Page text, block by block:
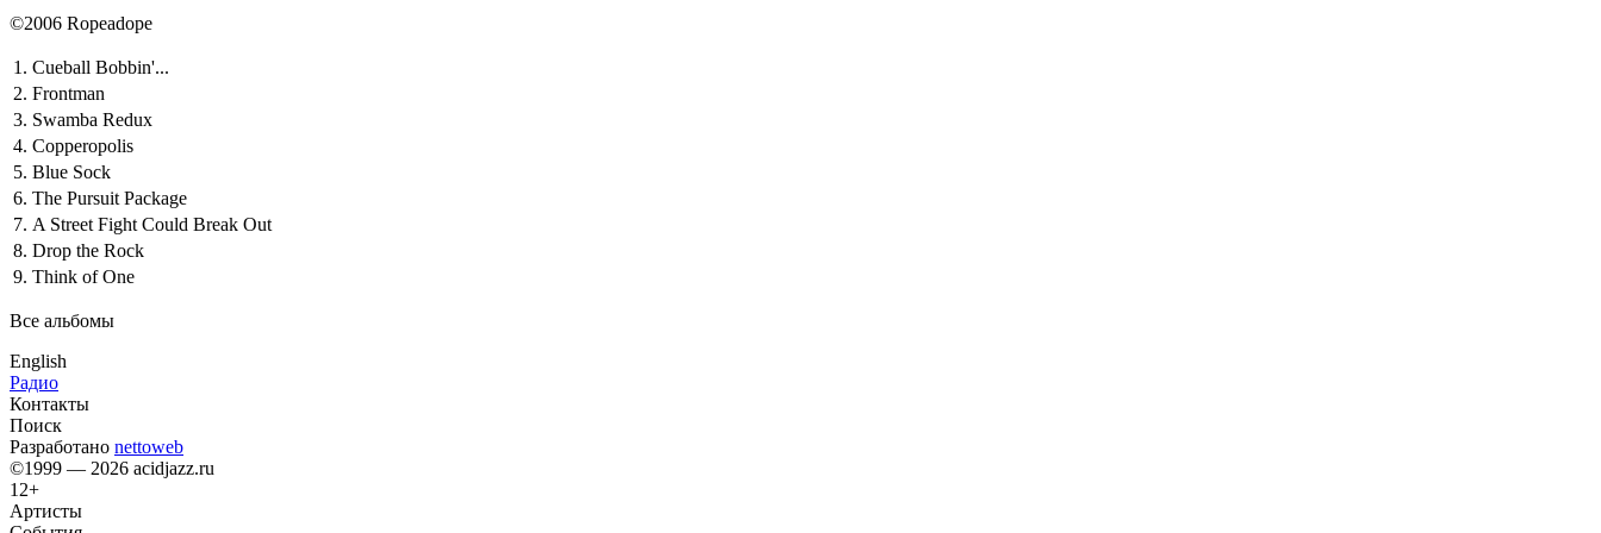
©2006 Ropeadope
1. Cueball Bobbin'...
2. Frontman
3. Swamba Redux
4. Copperopolis
5. Blue Sock
6. The Pursuit Package
7. A Street Fight Could Break Out
8. Drop the Rock
9. Think of One
Все альбомы
English
Радио
Контакты
Поиск
Разработано nettoweb
©1999 — 2026 acidjazz.ru
12+
Артисты